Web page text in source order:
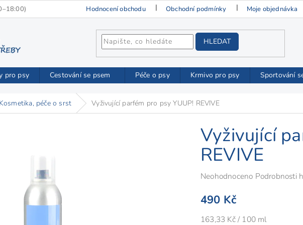
Hodnocení obchodu Obchodní podmínky Moje objednávka
HLEDAT
pro psy Cestování se psem Péče o psy Krmivo pro psy Sportování
Kosmetika, péče o srst Vyživující parfém pro psy YUUP! REVIVE
Vyživující
REVIVE
Průměrné
produktu
Neohodnoceno Podrobnosti
490 Kč
Měrná
163,33 Kč / 100 ml